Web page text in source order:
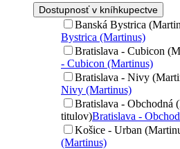
Dostupnosť v kníhkupectve
Banská Bystrica
Bystrica (Martinus)
Bratislava - Cubicon
- Cubicon (Martinus)
Bratislava - Nivy
Nivy (Martinus)
Bratislava - Obchodná
titulov)Bratislava -
Košice - Urban
(Martinus)